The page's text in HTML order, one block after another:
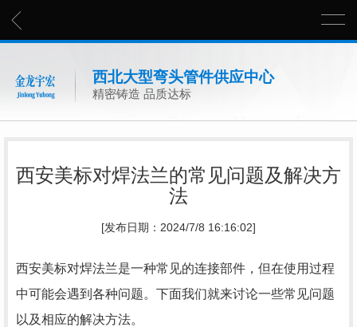
西北大型弯头管件供应中心
精密铸造 品质达标
西安美标对焊法兰的常见问题及解决方
法
[发布日期：2024/7/8 16:16:02]
西安美标对焊法兰是一种常见的连接部件，但在使用过程
中可能会遇到各种问题。下面我们就来讨论一些常见问题
以及相应的解决方法。